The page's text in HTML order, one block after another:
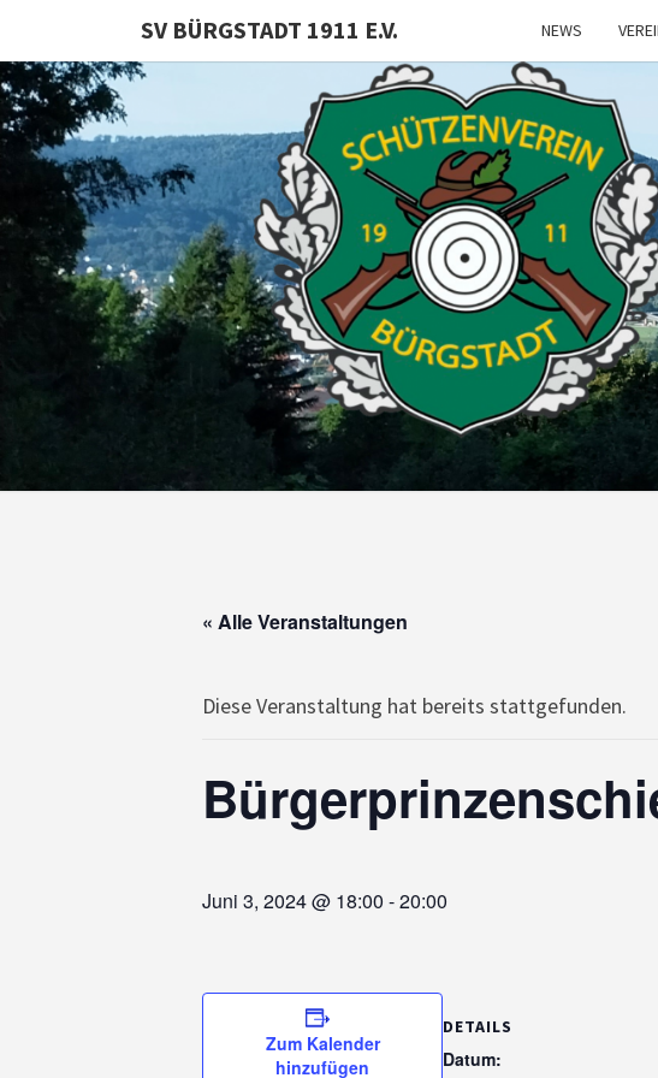
SV BÜRGSTADT 1911 E.V. NEWS
« Alle Veranstaltungen
Diese Veranstaltung hat bereits stattgefunden.
Juni 3, 2024 @ 18:00 -20:00
Zum Kalender
hinzufügen
DETAILS
Datum: